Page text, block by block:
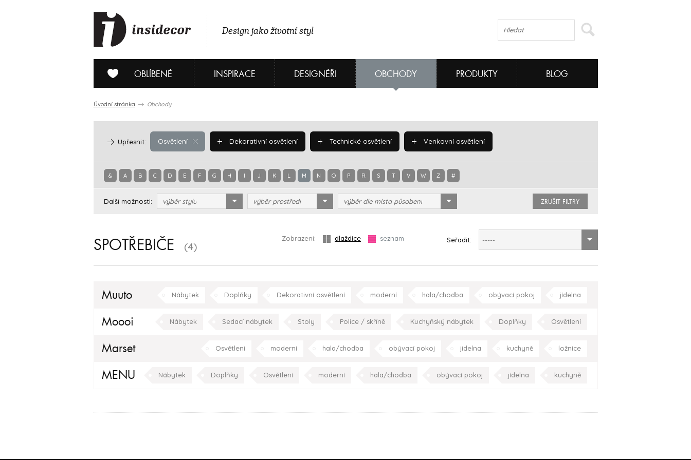
Design jako životní styl
OBLÍBENÉ INSPIRACE DESIGNÉŘI OBCHODY PRODUKTY BLOG
Úvodní stránka Obchody
Osvětlení
Upřesnit: Dekorativní osvětlení Technické osvětlení Venkovní osvětlení
& A B C D E F G H I J K L M N O P R S T V W Z #
Další možnosti: výběr stylu výběr prostředí výběr dle místa působení ZRUŠIT FILTRY
SPOTŘEBIČE (4)
Zobrazení: dlaždice seznam Seřadit: -----
Muuto Nábytek Doplňky Dekorativní osvětlení moderní hala/chodba obývací pokoj jídelna
Moooi Nábytek Sedací nábytek Stoly Police / skříně Kuchyňský nábytek Doplňky Osvětlení
Marset Osvětlení moderní hala/chodba obývací pokoj jídelna kuchyně ložnice
MENU Nábytek Doplňky Osvětlení moderní hala/chodba obývací pokoj jídelna kuchyně